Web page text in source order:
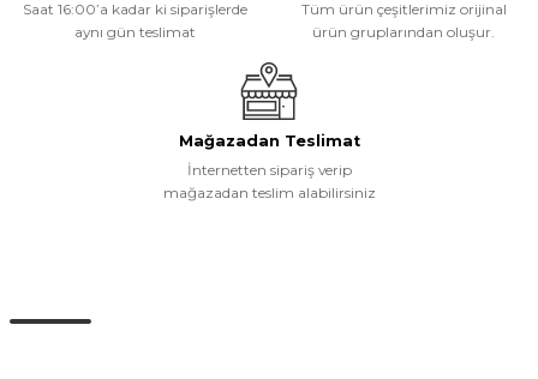
Gönder
Saat 16:00’a kadar ki siparişlerde
aynı gün teslimat
Tüm ürün çeşitlerimiz orijinal
ürün gruplarından oluşur.
Mağazadan Teslimat
İnternetten sipariş verip
mağazadan teslim alabilirsiniz